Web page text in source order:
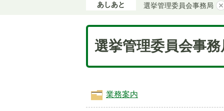
あしあと 選挙管理委員会事務局
選挙管理委員会事務
業務案内